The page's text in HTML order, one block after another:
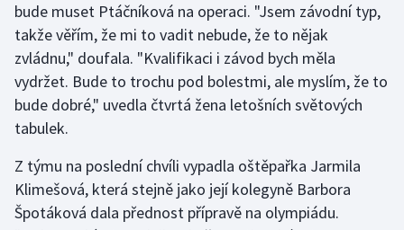
Golf
Gymnastika
Házená
Jezdectví
Judo
bude muset Ptáčníková na operaci. "Jsem závodní typ,
takže věřím, že mi to vadit nebude, že to nějak
zvládnu," doufala. "Kvalifikaci i závod bych měla
vydržet. Bude to trochu pod bolestmi, ale myslím, že to
bude dobré," uvedla čtvrtá žena letošních světových
tabulek.
Z týmu na poslední chvíli vypadla oštěpařka Jarmila
Klimešová, která stejně jako její kolegyně Barbora
Špotáková dala přednost přípravě na olympiádu.